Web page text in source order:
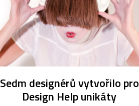
Sedm designérů vytvořilo pro
Design Help unikáty